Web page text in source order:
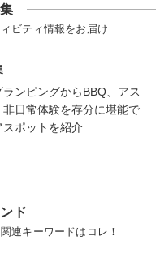
ビティ情報をお届け
ンピングからBBQ、アス
非日常体験を存分に堪能で
ポットを紹介
ド
連キーワードはコレ！